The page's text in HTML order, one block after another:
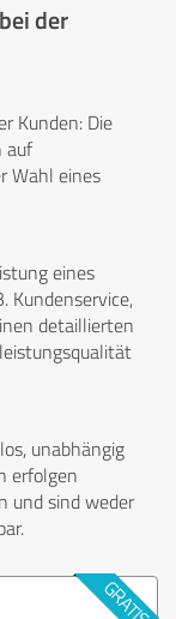
der
Kunden: Die
auf
Wahl eines
eines
Kundenservice,
detaillierten
unabhängig
erfolgen
und sind weder